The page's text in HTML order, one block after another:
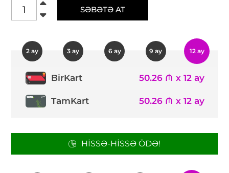
SƏBƏTƏ AT
2 ay 3 ay 6 ay 9 ay 12 ay
BirKart 50.26 ₼ x 12 ay
TamKart 50.26 ₼ x 12 ay
HISSƏ-HISSƏ ÖDƏ!